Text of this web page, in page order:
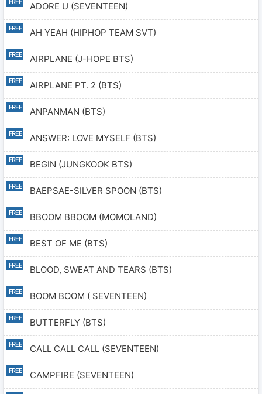
ADORE U (SEVENTEEN)
AH YEAH (HIPHOP TEAM SVT)
AIRPLANE (J-HOPE BTS)
AIRPLANE PT. 2 (BTS)
ANPANMAN (BTS)
ANSWER: LOVE MYSELF (BTS)
BEGIN (JUNGKOOK BTS)
BAEPSAE-SILVER SPOON (BTS)
BBOOM BBOOM (MOMOLAND)
BEST OF ME (BTS)
BLOOD, SWEAT AND TEARS (BTS)
BOOM BOOM ( SEVENTEEN)
BUTTERFLY (BTS)
CALL CALL CALL (SEVENTEEN)
CAMPFIRE (SEVENTEEN)